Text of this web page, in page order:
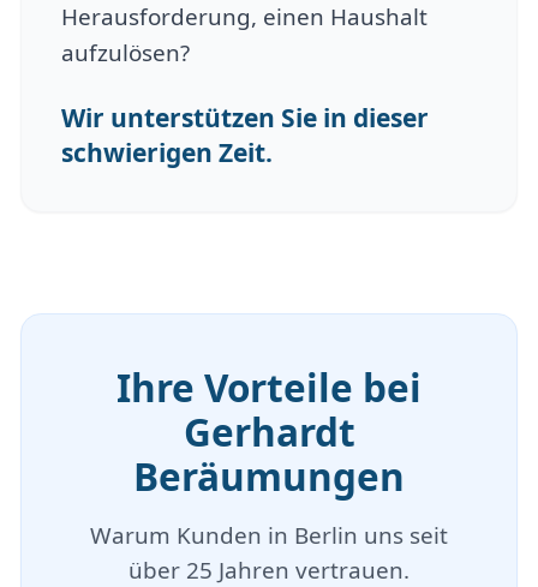
Herausforderung, einen Haushalt
aufzulösen?
Wir unterstützen Sie in dieser
schwierigen Zeit.
Ihre Vorteile bei
Gerhardt
Beräumungen
Warum Kunden in Berlin uns seit
über 25 Jahren vertrauen.